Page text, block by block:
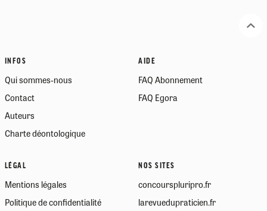
INFOS
Qui sommes-nous
Contact
Auteurs
Charte déontologique
AIDE
FAQ Abonnement
FAQ Egora
LÉGAL
Mentions légales
Politique de confidentialité
NOS SITES
concourspluripro.fr
larevuedupraticien.fr